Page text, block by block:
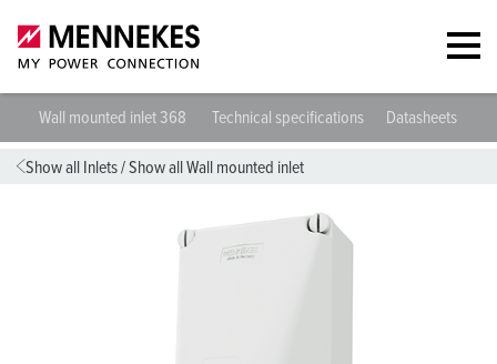
Wall mounted inlet 368 Technical specifications Datasheets &
Show all Inlets/Show all Wall mounted inlet